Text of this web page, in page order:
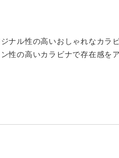
ナル性の高いおしゃれなカラ
性の高いカラビナで存在感を